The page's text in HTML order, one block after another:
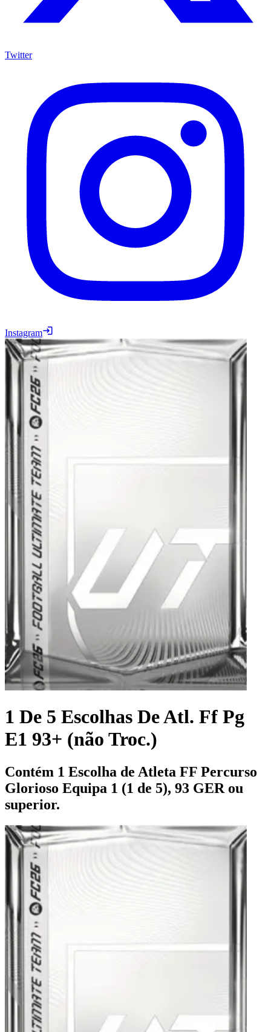
Twitter
Instagram
1 De 5 Escolhas De Atl. Ff Pg
E1 93+ (não Troc.)
Contém 1 Escolha de Atleta FF Percurso
Glorioso Equipa 1 (1 de 5), 93 GER ou
superior.